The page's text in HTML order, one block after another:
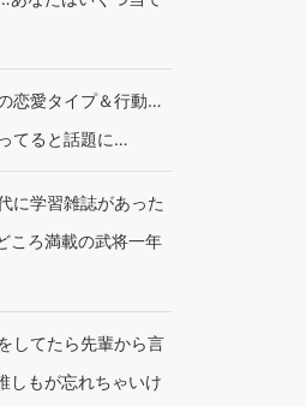
恋愛タイプ＆行動…
てると話題に…
に学習雑誌があった
ころ満載の武将一年
してたら先輩から言
しもが忘れちゃいけ